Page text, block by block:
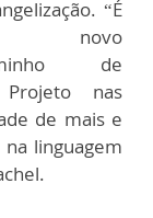
“É
novo
de
nas
de mais e
linguagem